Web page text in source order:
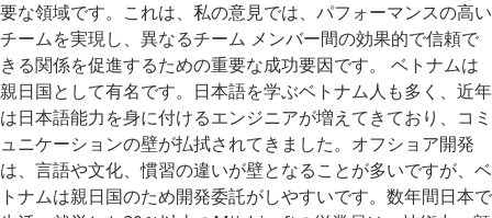
要な領域です。これは、私の意見では、パフォーマンスの高い
チームを実現し、異なるチーム メンバー間の効果的で信頼で
きる関係を促進するための重要な成功要因です。 ベトナムは
親日国として有名です。日本語を学ぶベトナム人も多く、近年
は日本語能力を身に付けるエンジニアが増えてきており、コミ
ュニケーションの壁が払拭されてきました。オフショア開発
は、言語や文化、慣習の違いが壁となることが多いですが、ベ
トナムは親日国のため開発委託がしやすいです。数年間日本で